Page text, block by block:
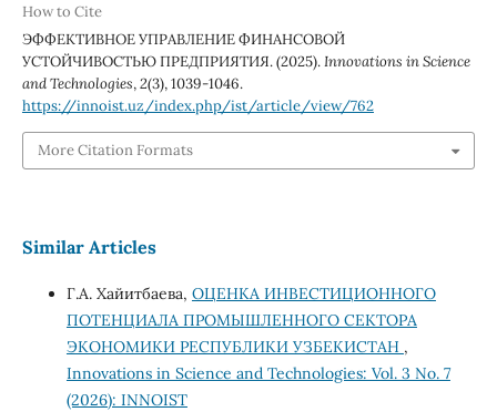
How to Cite
ЭФФЕКТИВНОЕ УПРАВЛЕНИЕ ФИНАНСОВОЙ
УСТОЙЧИВОСТЬЮ ПРЕДПРИЯТИЯ. (2025).Innovations in Science
and Technologies,2(3), 1039-1046.
https://innoist.uz/index.php/ist/article/view/762
More Citation Formats
Similar Articles
Г.А. Хайитбаева, ОЦЕНКА ИНВЕСТИЦИОННОГО
ПОТЕНЦИАЛА ПРОМЫШЛЕННОГО СЕКТОРА
ЭКОНОМИКИ РЕСПУБЛИКИ УЗБЕКИСТАН ,
Innovations in Science and Technologies: Vol. 3 No. 7
(2026): INNOIST